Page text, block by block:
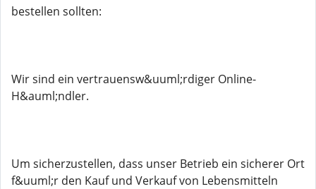
bestellen sollten:
Wir sind ein vertrauensw&uuml;rdiger Online-
H&auml;ndler.
Um sicherzustellen, dass unser Betrieb ein sicherer Ort
f&uuml;r den Kauf und Verkauf von Lebensmitteln